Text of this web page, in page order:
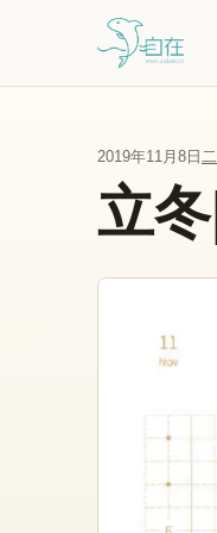
跳到主要内容
2019年11月8日
立